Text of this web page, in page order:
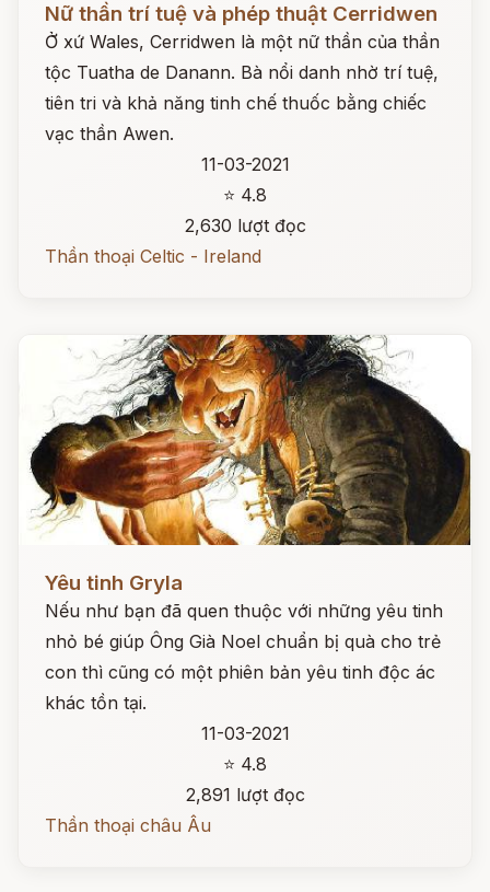
Nữ thần trí tuệ và phép thuật Cerridwen
Ở xứ Wales, Cerridwen là một nữ thần của thần
tộc Tuatha de Danann. Bà nổi danh nhờ trí tuệ,
tiên tri và khả năng tinh chế thuốc bằng chiếc
vạc thần Awen.
11-03-2021
⭐ 4.8
2,630 lượt đọc
Thần thoại Celtic - Ireland
Yêu tinh Gryla
Nếu như bạn đã quen thuộc với những yêu tinh
nhỏ bé giúp Ông Già Noel chuẩn bị quà cho trẻ
con thì cũng có một phiên bản yêu tinh độc ác
khác tồn tại.
11-03-2021
⭐ 4.8
2,891 lượt đọc
Thần thoại châu Âu